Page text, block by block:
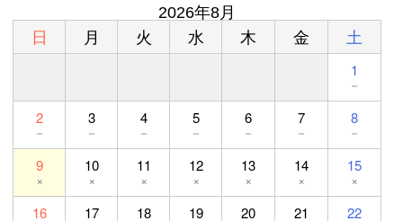
2026年8月
日 月 火 水 木 金 土
1
－
2
－
3
－
4
－
5
－
6
－
7
－
8
－
9
×
10
×
11
×
12
×
13
×
14
×
15
×
16
17 18 19 20 21 22